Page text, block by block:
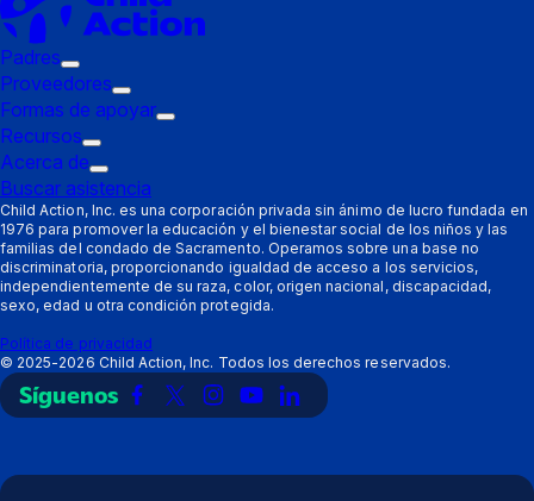
Padres
Submenú
de
disparo:
Padres
Proveedores
Submenú
de
Proveedores
Formas de apoyar
Submenú
Formas
de
apoyar
Recursos
Submenú
de
disparo:
Recursos
Acerca de
Submenú
de
disparo:
Acerca
de
Buscar asistencia
Child Action, Inc. es una corporación privada sin ánimo de lucro fundada en
1976 para promover la educación y el bienestar social de los niños y las
familias del condado de Sacramento. Operamos sobre una base no
discriminatoria, proporcionando igualdad de acceso a los servicios,
independientemente de su raza, color, origen nacional, discapacidad,
sexo, edad u otra condición protegida.
Política de privacidad
© 2025-2026 Child Action, Inc. Todos los derechos reservados.
SíguenosEnlace
a
Enlace
a
(Twitter)
Enlace
a
Enlace
a
Enlace
a